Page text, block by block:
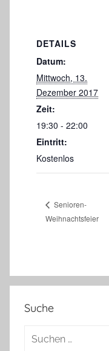
DETAILS
Datum:
Mittwoch, 13.
Dezember 2017
Zeit:
19:30 - 22:00
Eintritt:
Kostenlos
Senioren-
Weihnachtsfeier
Suche
Suchen